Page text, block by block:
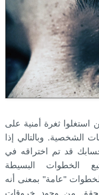
استغلوا ثغرة أمنية على
الشخصية. وبالتالي إذا
قد تم اختراقه في
الخطوات البسيطة
"عامة" بمعنى أنه
من وجود خروقات